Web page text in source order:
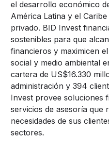
el desarrollo económico
América Latina y el
privado. BID Invest
sostenibles para que
financieros y maximicen
social y medio ambiental
cartera de US$16.330
administración y 394
Invest provee soluciones
servicios de asesoría que
necesidades de sus
sectores.